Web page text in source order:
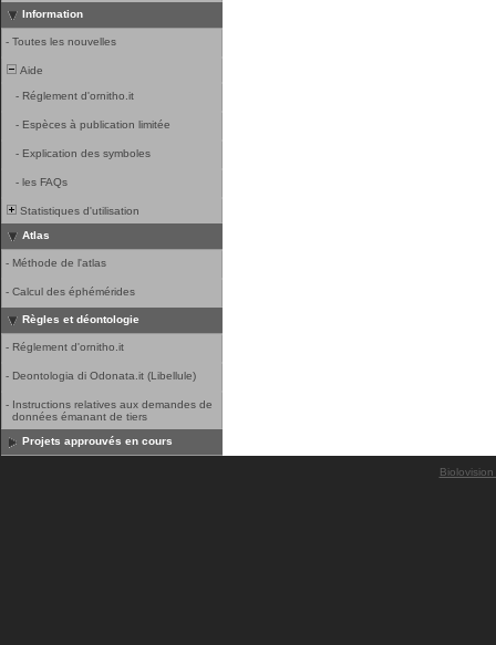
Information
- Toutes les nouvelles
Aide
- Réglement d'ornitho.it
- Espèces à publication limitée
- Explication des symboles
- les FAQs
Statistiques d'utilisation
Atlas
- Méthode de l'atlas
- Calcul des éphémérides
Règles et déontologie
- Réglement d'ornitho.it
- Deontologia di Odonata.it (Libellule)
- Instructions relatives aux demandes de
données émanant de tiers
Projets approuvés en cours
Biolovision